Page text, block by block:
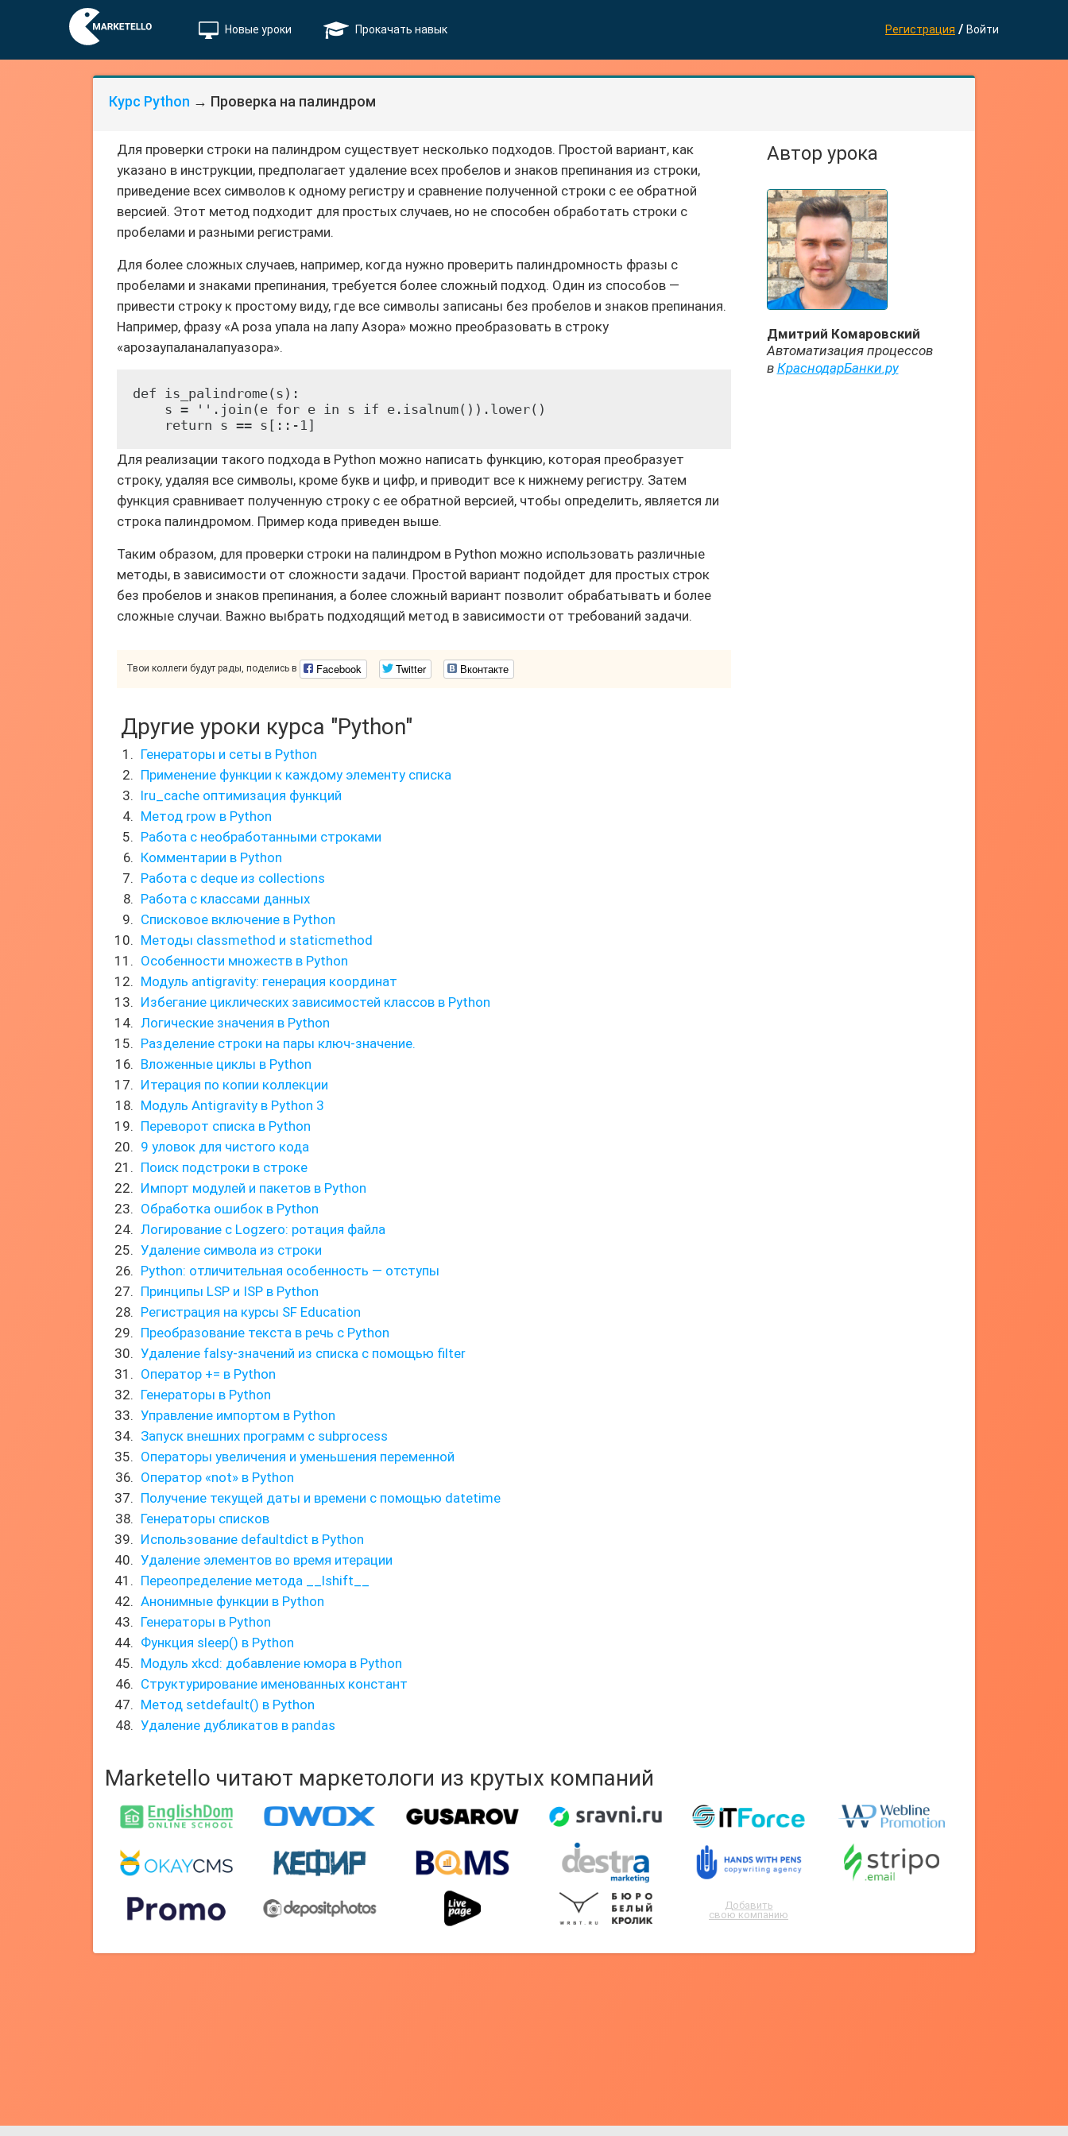
Новые уроки Прокачать навык Регистрация / Войти
Курс Python → Проверка на палиндром
Для проверки строки на палиндром существует несколько подходов. Простой вариант, как
указано в инструкции, предполагает удаление всех пробелов и знаков препинания из строки,
приведение всех символов к одному регистру и сравнение полученной строки с ее обратной
версией. Этот метод подходит для простых случаев, но не способен обработать строки с
пробелами и разными регистрами.
Для более сложных случаев, например, когда нужно проверить палиндромность фразы с
пробелами и знаками препинания, требуется более сложный подход. Один из способов —
привести строку к простому виду, где все символы записаны без пробелов и знаков препинания.
Например, фразу «А роза упала на лапу Азора» можно преобразовать в строку
«арозаупаланалапуазора».
def is_palindrome(s):
    s = ''.join(e for e in s if e.isalnum()).lower()
    return s == s[::-1]
Для реализации такого подхода в Python можно написать функцию, которая преобразует
строку, удаляя все символы, кроме букв и цифр, и приводит все к нижнему регистру. Затем
функция сравнивает полученную строку с ее обратной версией, чтобы определить, является ли
строка палиндромом. Пример кода приведен выше.
Таким образом, для проверки строки на палиндром в Python можно использовать различные
методы, в зависимости от сложности задачи. Простой вариант подойдет для простых строк
без пробелов и знаков препинания, а более сложный вариант позволит обрабатывать и более
сложные случаи. Важно выбрать подходящий метод в зависимости от требований задачи.
Твои коллеги будут рады, поделись в Facebook Twitter Вконтакте
Автор урока
Дмитрий Комаровский
Автоматизация процессов
в КраснодарБанки.ру
Другие уроки курса "Python"
Генераторы и сеты в Python
Применение функции к каждому элементу списка
lru_cache оптимизация функций
Метод rpow в Python
Работа с необработанными строками
Комментарии в Python
Работа с deque из collections
Работа с классами данных
Списковое включение в Python
Методы classmethod и staticmethod
Особенности множеств в Python
Модуль antigravity: генерация координат
Избегание циклических зависимостей классов в Python
Логические значения в Python
Разделение строки на пары ключ-значение.
Вложенные циклы в Python
Итерация по копии коллекции
Модуль Antigravity в Python 3
Переворот списка в Python
9 уловок для чистого кода
Поиск подстроки в строке
Импорт модулей и пакетов в Python
Обработка ошибок в Python
Логирование с Logzero: ротация файла
Удаление символа из строки
Python: отличительная особенность — отступы
Принципы LSP и ISP в Python
Регистрация на курсы SF Education
Преобразование текста в речь с Python
Удаление falsy-значений из списка с помощью filter
Оператор += в Python
Генераторы в Python
Управление импортом в Python
Запуск внешних программ с subprocess
Операторы увеличения и уменьшения переменной
Оператор «not» в Python
Получение текущей даты и времени с помощью datetime
Генераторы списков
Использование defaultdict в Python
Удаление элементов во время итерации
Переопределение метода __lshift__
Анонимные функции в Python
Генераторы в Python
Функция sleep() в Python
Модуль xkcd: добавление юмора в Python
Структурирование именованных констант
Метод setdefault() в Python
Удаление дубликатов в pandas
Marketello читают маркетологи из крутых компаний
Добавить
свою компанию